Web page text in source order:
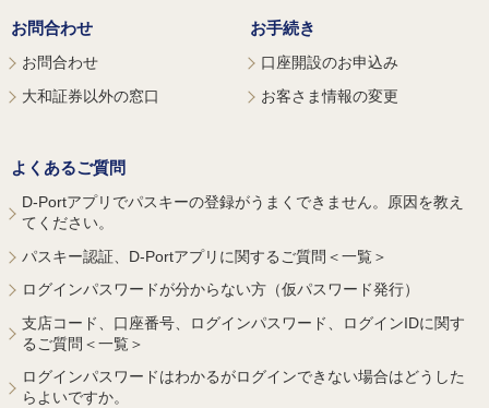
お問合わせ
お問合わせ
大和証券以外の窓口
お手続き
口座開設のお申込み
お客さま情報の変更
よくあるご質問
D-Portアプリでパスキーの登録がうまくできません。原因を教え
てください。
パスキー認証、D-Portアプリに関するご質問＜一覧＞
ログインパスワードが分からない方（仮パスワード発行）
支店コード、口座番号、ログインパスワード、ログインIDに関す
るご質問＜一覧＞
ログインパスワードはわかるがログインできない場合はどうした
らよいですか。